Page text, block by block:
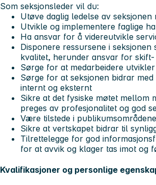
Som seksjonsleder vil du:
Utøve daglig ledelse av
Utvikle og implementere faglige
Ha ansvar for å videreutvikle
Disponere ressursene i
kvalitet, herunder ansvar for
Sørge for at medarbeidere
Sørge for at seksjonen bidrar
internt og eksternt
Sikre at det fysiske møtet mellom
preges av profesjonalitet og god
Være tilstede i
Sikre at vertskapet bidrar til
Tilrettelegge for god
for at avvik og klager tas imot og
Kvalifikasjoner og personlige